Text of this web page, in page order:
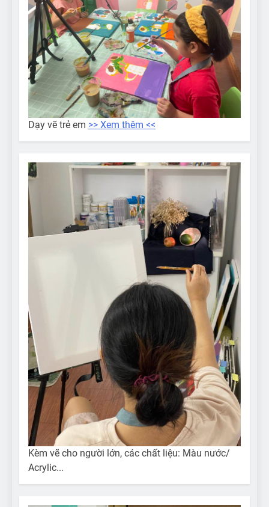
Dạy vẽ trẻ em >> Xem thêm <<
Kèm vẽ cho người lớn, các chất liệu: Màu nước/
Acrylic...